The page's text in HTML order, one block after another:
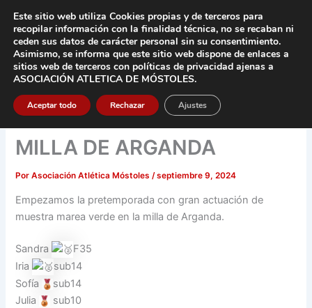
contenido
MILLA DE ARGANDA
PorAsociación Atlética Móstoles/septiembre 9, 2024
Empezamos la pretemporada con gran actuación de
muestra marea verde en la milla de Arganda.
Sandra
F35
Iria
sub14
Sofía
sub14
Julia
sub10
Este sitio web utiliza Cookies propias y de terceros para
recopilar información con la finalidad técnica, no se recaban ni
ceden sus datos de carácter personal sin su consentimiento.
Asimismo, se informa que este sitio web dispone de enlaces a
sitios web de terceros con políticas de privacidad ajenas a
ASOCIACIÓN ATLETICA DE MÓSTOLES.
Aceptar todo Rechazar Ajustes